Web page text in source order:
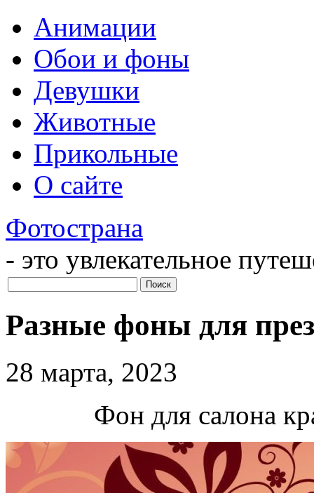
Анимации
Обои и фоны
Девушки
Животные
Прикольные
О сайте
Фотострана
- это увлекательное
Разные фоны для
28 марта, 2023
Фон для салона